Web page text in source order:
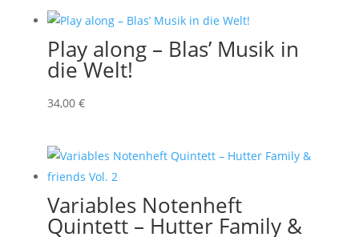
Play along – Blas’ Musik in
die Welt!
34,00 €
Variables Notenheft
Quintett – Hutter Family &